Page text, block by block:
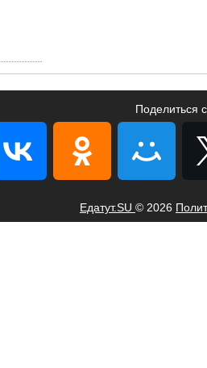
Поделиться
Едатут.SU © 2026